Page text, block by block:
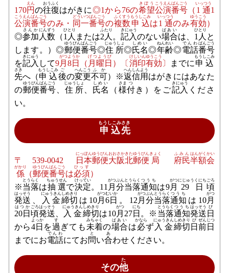
170円
えん
の往復
おうふく
はがきに◎1から76の希望
きぼう
公演
こうえん
番号
ばんごう
（ 1通
いっつう
1
公演
こうえん
番号
ばんごう
のみ・ 同
どう
一
いつ
番号
ばんごう
の複数
ふくすう
申込
もうしこみ
は1通
いっつう
のみ有効
ゆうこう
）
◎参加
さんか
人数
にんずう
（1人
ひとり
または2人
ふたり
。 記入
きにゅう
のない場合
ばあい
は、 1人
ひとり
と
します。）◎郵便
ゆうびん
番号
ばんごう
◎住所
じゅうしょ
◎氏名
しめい
◎年齢
ねんれい
◎電話
でんわ
番号
ばんごう
を記入
きにゅう
して9月
がつ
8日
ようか
（ 月曜日
げつようび
）〔 消印
けしいん
有効
ゆうこう
〕 までに 申込
もうしこみ
先
さき
へ（申込
もうしこみ
後
ご
の変更
へんこう
不可
ふか
）※返信
へんしん
用
よう
はがきにはあなた
の郵便
ゆうびん
番号
ばんごう
、 住所
じゅうしょ
、 氏名
しめい
（ 様
さま
付
つ
き）をご記入
きにゅう
くださ
い。
申込
もうしこみ
先
さき
〒539-0042 日本
にっぽん
郵便
ゆうびん
大阪
おおさか
北
きた
郵便
ゆうびん
局
きょく
府民
ふみん
半額
はんがく
会
かい
係
がかり
（郵便
ゆうびん
番号
ばんごう
は必須
ひっす
）
※当落
とうらく
は抽選
ちゅうせん
で決定
けってい
。11 月
がつ
分
ぶん
当落
とうらく
通知
つうち
は9月
がつ
29日
にじゅうくにち
頃
ごろ
発送
はっそう
入金
にゅうきん
締切
しめきり
は10月
がつ
6日
むいか
。12 月
がつ
分
ぶん
当落
とうらく
通知
つうち
は10月
がつ
20日
はつか
頃
ごろ
発送
はっそう
入金
にゅうきん
締切
しめきり
は10月
がつ
27日
にち
。※ 当落
とうらく
通知
つうち
発送
はっそう
日
び
から4日
よっか
を過
す
ぎても 未着
みちゃく
の場合
ばあい
は必
かなら
ず 入金
にゅうきん
締切
しめきり
日
び
前日
ぜんじつ
までにお電話
でんわ
にてお問
と
い合
あ
わせください。
その他
た